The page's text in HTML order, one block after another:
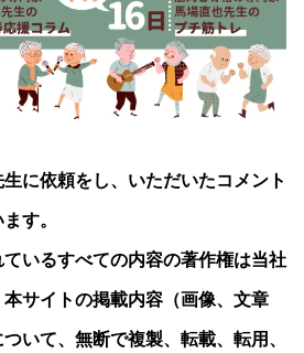
に依頼をし、いただいたコメント
す。
いるすべての内容の著作権は当社
サイトの掲載内容（画像、文章
いて、無断で複製、転載、転用、